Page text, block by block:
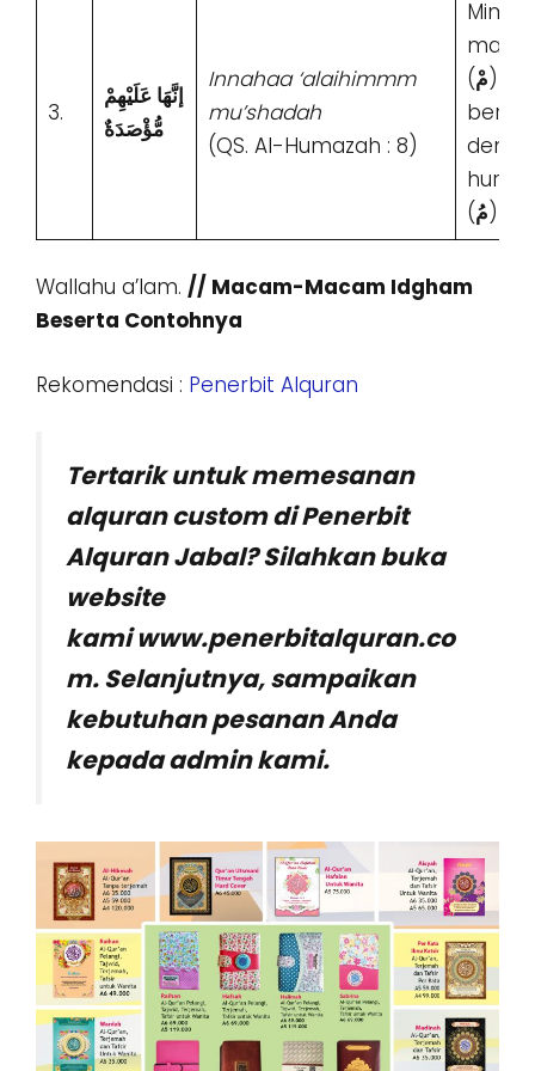
3.
إنَّهَا عَلَيْهِمْ
مُّؤْصَدَةٌ
Innahaa ‘alaihimmm
mu’shadah
(QS. Al-Humazah : 8)
Mim
mati/
(مْ)
huruf
(مُ)
Wallahu a’lam. // Macam-Macam Idgham
Beserta Contohnya
Rekomendasi : Penerbit Alquran
Tertarik untuk memesanan
alquran custom di Penerbit
Alquran Jabal? Silahkan buka
website
kami www.penerbitalquran.co
m. Selanjutnya, sampaikan
kebutuhan pesanan Anda
kepada admin kami.